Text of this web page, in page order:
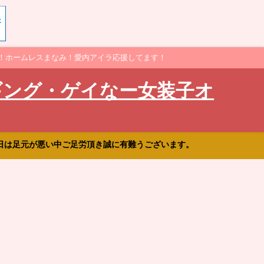
ームレスまなみ！愛内アイラ応援してます！
グ・ゲイなー女装子オ
足元が悪い中ご足労頂き誠に有難うございます。